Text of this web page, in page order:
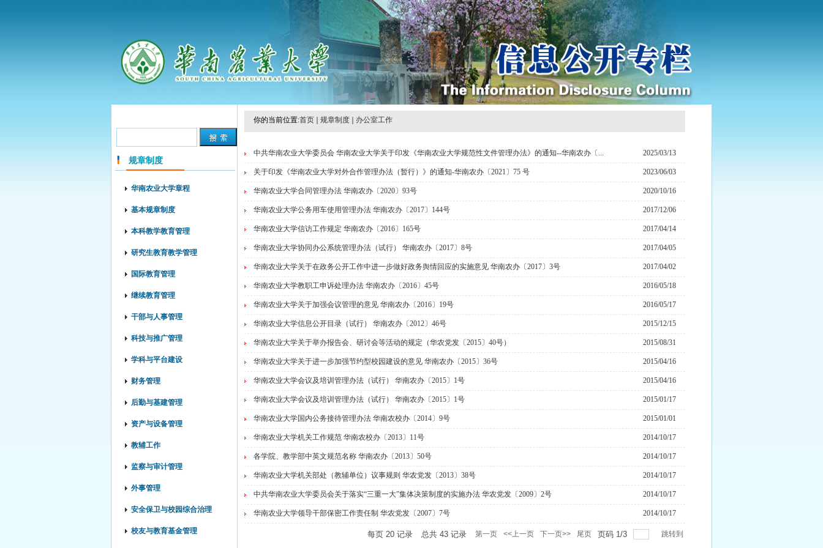
规章制度
华南农业大学章程
基本规章制度
本科教学教育管理
研究生教育教学管理
国际教育管理
继续教育管理
干部与人事管理
科技与推广管理
学科与平台建设
财务管理
后勤与基建管理
资产与设备管理
教辅工作
监察与审计管理
外事管理
安全保卫与校园综合治理
校友与教育基金管理
你的当前位置:首页 规章制度 办公室工作
中共华南农业大学委员会 华南农业大学关于印发《华南农业大学规范性文件管理办法》的通知--华南农办〔... 2025/03/13
关于印发《华南农业大学对外合作管理办法（暂行）》的通知-华南农办〔2021〕75 号 2023/06/03
华南农业大学合同管理办法 华南农办〔2020〕93号 2020/10/16
华南农业大学公务用车使用管理办法 华南农办〔2017〕144号 2017/12/06
华南农业大学信访工作规定 华南农办〔2016〕165号 2017/04/14
华南农业大学协同办公系统管理办法（试行） 华南农办〔2017〕8号 2017/04/05
华南农业大学关于在政务公开工作中进一步做好政务舆情回应的实施意见 华南农办〔2017〕3号 2017/04/02
华南农业大学教职工申诉处理办法 华南农办〔2016〕45号 2016/05/18
华南农业大学关于加强会议管理的意见 华南农办〔2016〕19号 2016/05/17
华南农业大学信息公开目录（试行） 华南农办〔2012〕46号 2015/12/15
华南农业大学关于举办报告会、研讨会等活动的规定（华农党发〔2015〕40号） 2015/08/31
华南农业大学关于进一步加强节约型校园建设的意见 华南农办〔2015〕36号 2015/04/16
华南农业大学会议及培训管理办法（试行） 华南农办〔2015〕1号 2015/04/16
华南农业大学会议及培训管理办法（试行） 华南农办〔2015〕1号 2015/01/17
华南农业大学国内公务接待管理办法 华南农校办〔2014〕9号 2015/01/01
华南农业大学机关工作规范 华南农校办〔2013〕11号 2014/10/17
各学院、教学部中英文规范名称 华南农办〔2013〕50号 2014/10/17
华南农业大学机关部处（教辅单位）议事规则 华农党发〔2013〕38号 2014/10/17
中共华南农业大学委员会关于落实“三重一大”集体决策制度的实施办法 华农党发〔2009〕2号 2014/10/17
华南农业大学领导干部保密工作责任制 华农党发〔2007〕7号 2014/10/17
每页 20 记录 总共 43 记录 第一页 <<上一页 下一页>> 尾页 页码 1/3 跳转到